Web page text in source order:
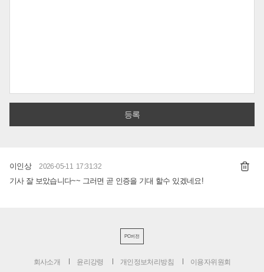
이인상 2026-05-11 17:31:32
기사 잘 보았습니다~~ 그러면 곧 인증을 기대 할수 있겠네요!
PC버전
회사소개 윤리강령 개인정보처리방침 이용자위원회